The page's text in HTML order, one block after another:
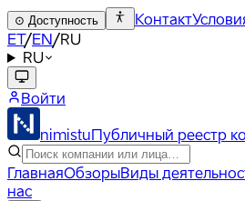
⊙ Доступность Контакт
ET/EN/RU
RU
Войти
nimistuПубличный реестр
ГлавнаяОбзорыВиды
нас